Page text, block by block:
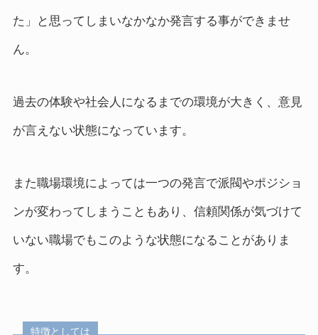
た」と思ってしまいなかなか発言する事ができませ
ん。
過去の体験や社会人になるまでの環境が大きく、意見
が言えない状態になっています。
また職場環境によっては一つの発言で派閥やポジショ
ンが変わってしまうこともあり、信頼関係が気づけて
いない職場でもこのような状態になることがありま
す。
特徴としては